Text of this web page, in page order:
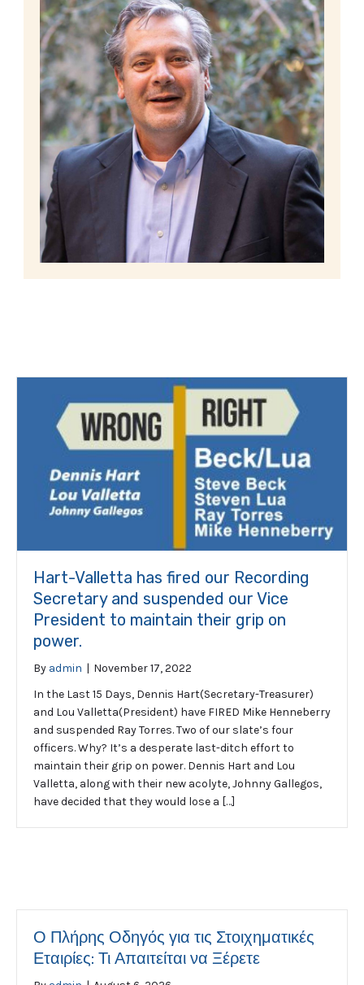
Hart-Valletta has fired our Recording
Secretary and suspended our Vice
President to maintain their grip on
power.
By admin | November 17, 2022
In the Last 15 Days, Dennis Hart(Secretary-Treasurer)
and Lou Valletta(President) have FIRED Mike Henneberry
and suspended Ray Torres. Two of our slate’s four
officers. Why? It’s a desperate last-ditch effort to
maintain their grip on power. Dennis Hart and Lou
Valletta, along with their new acolyte, Johnny Gallegos,
have decided that they would lose a […]
Ο Πλήρης Οδηγός για τις Στοιχηματικές
Εταιρίες: Τι Απαιτείται να Ξέρετε